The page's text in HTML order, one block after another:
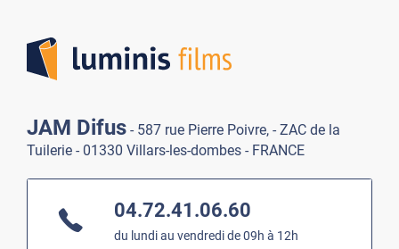
JAM Difus - 587 rue Pierre Poivre, - ZAC de la
Tuilerie - 01330 Villars-les-dombes - FRANCE
04.72.41.06.60
du lundi au vendredi de 09h à 12h